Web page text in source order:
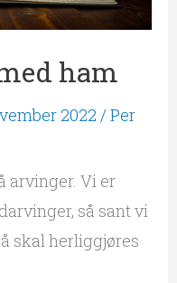
ham
2022 /Per
arvinger. Vi er
så sant vi
skal herliggjøres